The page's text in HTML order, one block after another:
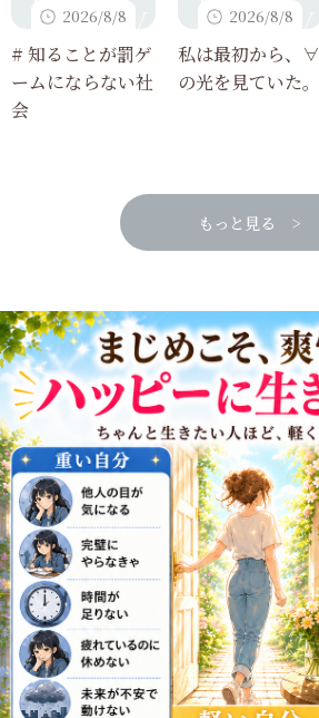
2026/8/8
# 知ることが罰ゲ
ームにならない社
会
2026/8/8
私は最初から、∀
の光を見ていた。
もっと見る >